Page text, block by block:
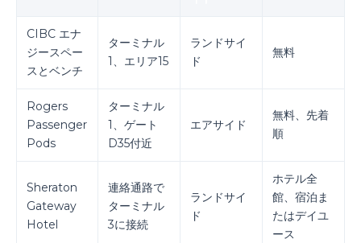
CIBC エナ
ジースペー
スとベンチ
ターミナル
1、エリア15
ランドサイ
ド
無料
Rogers
Passenger
Pods
ターミナル
1、ゲート
D35付近
エアサイド
無料、先着
順
Sheraton
Gateway
Hotel
連絡通路で
ターミナル
3に接続
ランドサイ
ド
ホテル全
館、宿泊ま
たはデイユ
ース